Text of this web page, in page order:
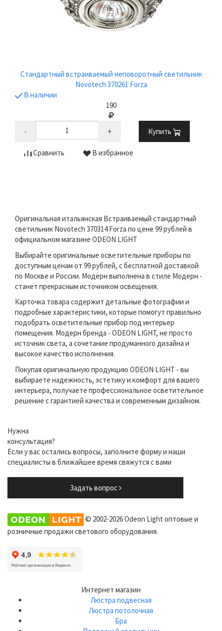
Стандартный встраиваемый неповоротный светильник
Novotech 370261 Forza
В наличии
190
- + Купить
Сравнить В избранное
Оригинальная итальянская Встраиваемый стандартный
светильник Novotech 370314 Forza по цене 99 рублей в
официальном магазине ODEON LIGHT
Выбирайте оригинальные осветительные приборы по
доступным ценам от 99 рублей, с бесплатной доставкой
по Москве и России. Модерн выполнена в стиле Модерн -
станет прекрасным источником освещения.
Карточка товара содержит детальные фотографии и
подробные характеристики, которые помогут правильно
подобрать осветительные прибор под интерьер
помещения. Модерн бренда - ODEON LIGHT, не просто
источник света, а сочетание продуманного дизайна и
высокое качество исполнения.
Покупая оригинальную продукцию ODEON LIGHT - вы
выбираете надежность, эстетику и комфорт для вашего
интерьера, получаете профессиональное осветительное
решение с гарантией качества и современным дизайном.
Нужна
консультация?
Если у вас остались вопросы, заполните форму и наши
специалисты в ближайшее время свяжутся с вами
Задать вопрос
© 2002-2026 Odeon Light оптовые и
розничные продажи светового оборудования.
Интернет магазин
Люстра подвесная
Люстра потолочная
Бра